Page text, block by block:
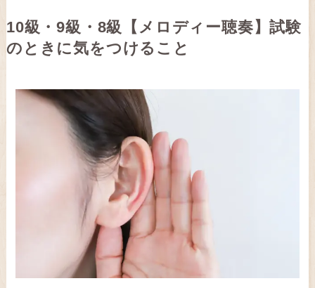
10級・9級・8級 【メロディー聴奏】試験
のときに気をつけること